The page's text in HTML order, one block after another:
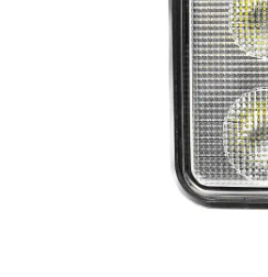
LED-Belysningssæt
LED-fordelspakker til
Stik, kabelbindere og